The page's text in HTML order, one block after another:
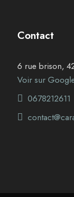
Contact
6 rue brison,
Voir sur
0678212611